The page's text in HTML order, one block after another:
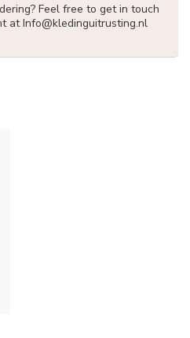
Feel free to get in touch
atInfo@kledinguitrusting.nl